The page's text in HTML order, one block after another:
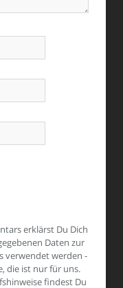
erklärst Du Dich
Daten zur
verwendet werden -
die ist nur für uns.
findest Du